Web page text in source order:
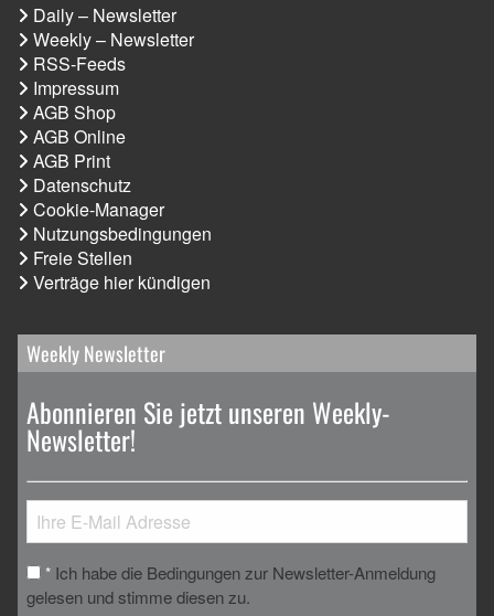
Daily – Newsletter
Weekly – Newsletter
RSS-Feeds
Impressum
AGB Shop
AGB Online
AGB Print
Datenschutz
Cookie-Manager
Nutzungsbedingungen
Freie Stellen
Verträge hier kündigen
Weekly Newsletter
Abonnieren Sie jetzt unseren Weekly-
Newsletter!
* Ich habe die Bedingungen zur Newsletter-Anmeldung
gelesen und stimme diesen zu.